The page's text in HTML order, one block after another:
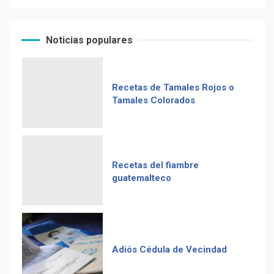
Guatemala por empresa de
USA
descargada para educación
Noticias populares
Recetas del fiambre
guatemalteco
Adiós Cédula de Vecindad
Sonrisas